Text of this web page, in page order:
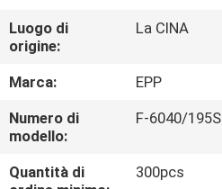
CHI
SIAMO
VISITA
ALLA
FABBRICA
ECER
Luogo di
origine:
La CINA
Marca:
EPP
Numero di
modello:
F-6040/195S
Quantità di
300pcs